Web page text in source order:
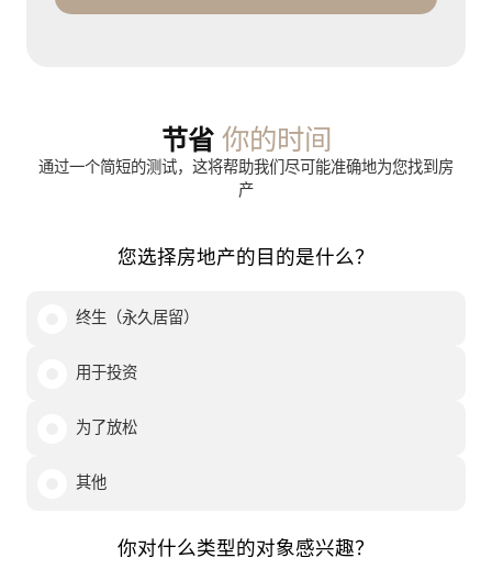
节省 你的时间
通过一个简短的测试，这将帮助我们尽可能准确地为您找到房
产
您选择房地产的目的是什么？
终生（永久居留）
用于投资
为了放松
其他
你对什么类型的对象感兴趣？